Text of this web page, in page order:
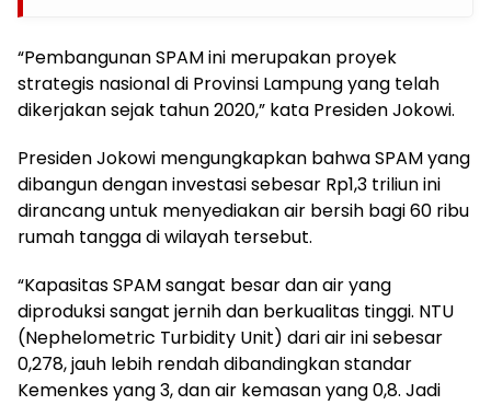
“Pembangunan SPAM ini merupakan proyek
strategis nasional di Provinsi Lampung yang telah
dikerjakan sejak tahun 2020,” kata Presiden Jokowi.
Presiden Jokowi mengungkapkan bahwa SPAM yang
dibangun dengan investasi sebesar Rp1,3 triliun ini
dirancang untuk menyediakan air bersih bagi 60 ribu
rumah tangga di wilayah tersebut.
“Kapasitas SPAM sangat besar dan air yang
diproduksi sangat jernih dan berkualitas tinggi. NTU
(Nephelometric Turbidity Unit) dari air ini sebesar
0,278, jauh lebih rendah dibandingkan standar
Kemenkes yang 3, dan air kemasan yang 0,8. Jadi